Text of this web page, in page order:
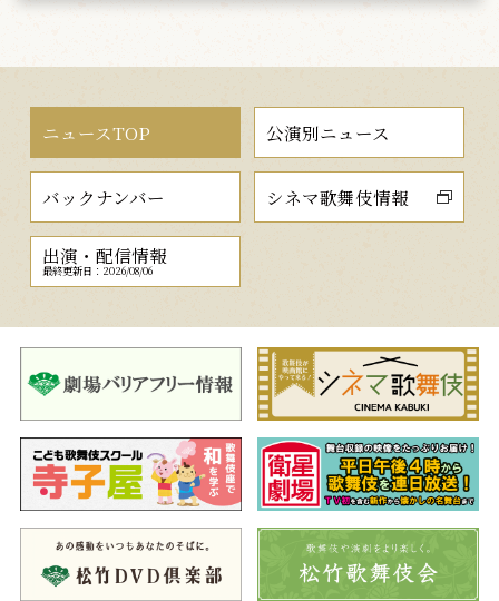
ニュースTOP 公演別ニュース
バックナンバー シネマ歌舞伎情報
出演・配信情報
最終更新日：2026/08/06